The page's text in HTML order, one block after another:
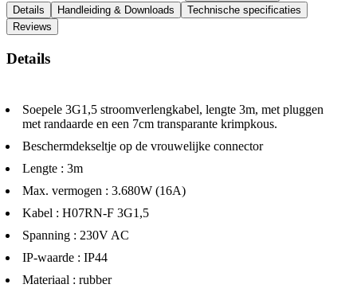
Details
Handleiding & Downloads
Technische specificaties
Reviews
Details
Soepele 3G1,5 stroomverlengkabel, lengte 3m, met pluggen
met randaarde en een 7cm transparante krimpkous.
Beschermdekseltje op de vrouwelijke connector
Lengte : 3m
Max. vermogen : 3.680W (16A)
Kabel : H07RN-F 3G1,5
Spanning : 230V AC
IP-waarde : IP44
Materiaal : rubber